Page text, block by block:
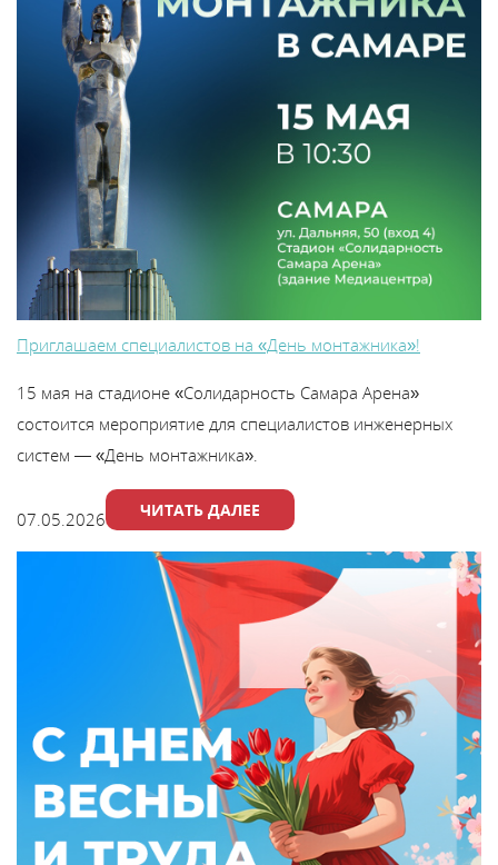
Приглашаем специалистов на «День монтажника»!
15 мая на стадионе «Солидарность Самара Арена»
состоится мероприятие для специалистов инженерных
систем — «День монтажника».
07.05.2026 ЧИТАТЬ ДАЛЕЕ